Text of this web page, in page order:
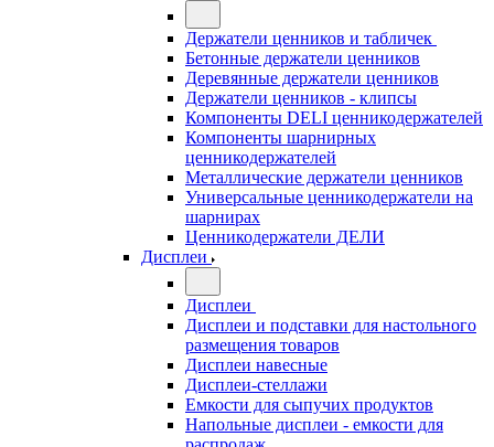
Держатели ценников и табличек
Бетонные держатели ценников
Деревянные держатели ценников
Держатели ценников - клипсы
Компоненты DELI ценникодержателей
Компоненты шарнирных
ценникодержателей
Металлические держатели ценников
Универсальные ценникодержатели на
шарнирах
Ценникодержатели ДЕЛИ
Дисплеи
Дисплеи
Дисплеи и подставки для настольного
размещения товаров
Дисплеи навесные
Дисплеи-стеллажи
Емкости для сыпучих продуктов
Напольные дисплеи - емкости для